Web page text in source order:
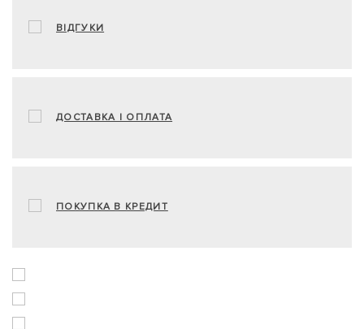
ВІДГУКИ
ДОСТАВКА І ОПЛАТА
ПОКУПКА В КРЕДИТ